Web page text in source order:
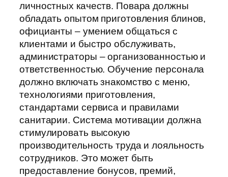
личностных качеств. Повара должны
обладать опытом приготовления блинов,
официанты – умением общаться с
клиентами и быстро обслуживать,
администраторы – организованностью и
ответственностью. Обучение персонала
должно включать знакомство с меню,
технологиями приготовления,
стандартами сервиса и правилами
санитарии. Система мотивации должна
стимулировать высокую
производительность труда и лояльность
сотрудников. Это может быть
предоставление бонусов, премий,